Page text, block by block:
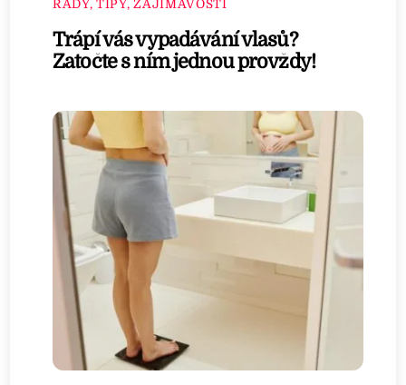
RADY, TIPY, ZAJÍMAVOSTI
Trápí vás vypadávání vlasů?
Zatočte s ním jednou provždy!